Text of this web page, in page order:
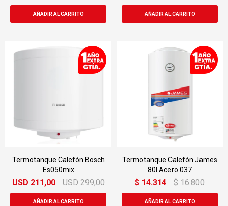
Termotanque Calefón Bosch
Es050mix
USD 211,00 USD 299,00
Termotanque Calefón James
80l Acero 037
$ 14.314 $ 16.800